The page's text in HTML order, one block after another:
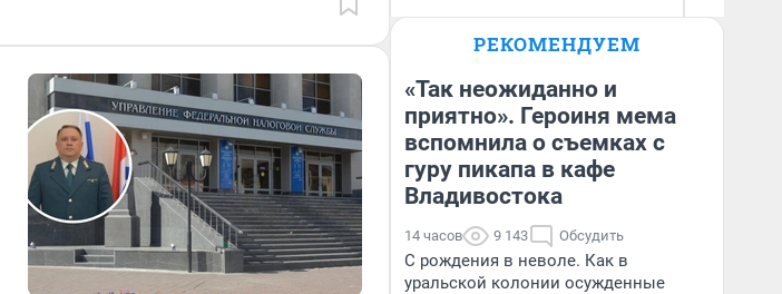
Денис Дедюхин
РЕКОМЕНДУЕМ
«Так неожиданно и
приятно». Героиня мема
вспомнила о съемках с
гуру пикапа в кафе
Владивостока
14 часов 9 143 Обсудить
С рождения в неволе. Как в
уральской колонии осужденные